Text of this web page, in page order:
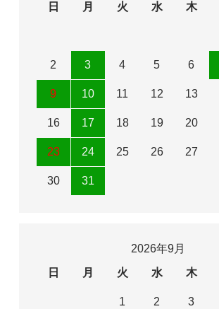
日
月 火 水 木
2 3 4 5 6
9 10 11 12 13
16 17 18 19 20
23 24 25 26 27
30 31
2026年9月
日
月 火 水 木
1 2 3